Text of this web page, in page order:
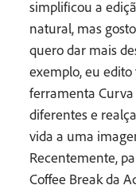
simplificou a
natural, mas
quero dar mais
exemplo, eu
ferramenta
diferentes e
vida a uma
Recentemente,
Coffee Break da